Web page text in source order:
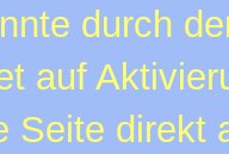
durch
auf
Seite direkt